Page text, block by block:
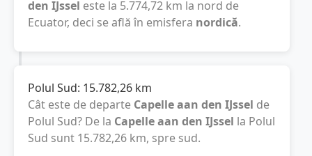
den IJssel este la 5.774,72 km la nord de
Ecuator, deci se află în emisfera nordică.
Polul Sud: 15.782,26 km
Cât este de departe Capelle aan den IJssel de
Polul Sud? De la Capelle aan den IJssel la Polul
Sud sunt 15.782,26 km, spre sud.